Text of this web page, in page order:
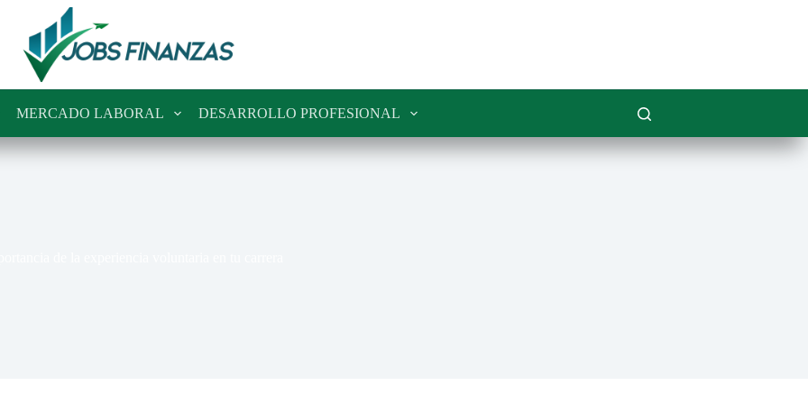
MERCADO LABORAL DESARROLLO PROFESIONAL